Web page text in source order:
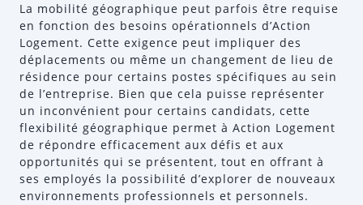
La mobilité géographique peut parfois être requise
en fonction des besoins opérationnels d’Action
Logement. Cette exigence peut impliquer des
déplacements ou même un changement de lieu de
résidence pour certains postes spécifiques au sein
de l’entreprise. Bien que cela puisse représenter
un inconvénient pour certains candidats, cette
flexibilité géographique permet à Action Logement
de répondre efficacement aux défis et aux
opportunités qui se présentent, tout en offrant à
ses employés la possibilité d’explorer de nouveaux
environnements professionnels et personnels.